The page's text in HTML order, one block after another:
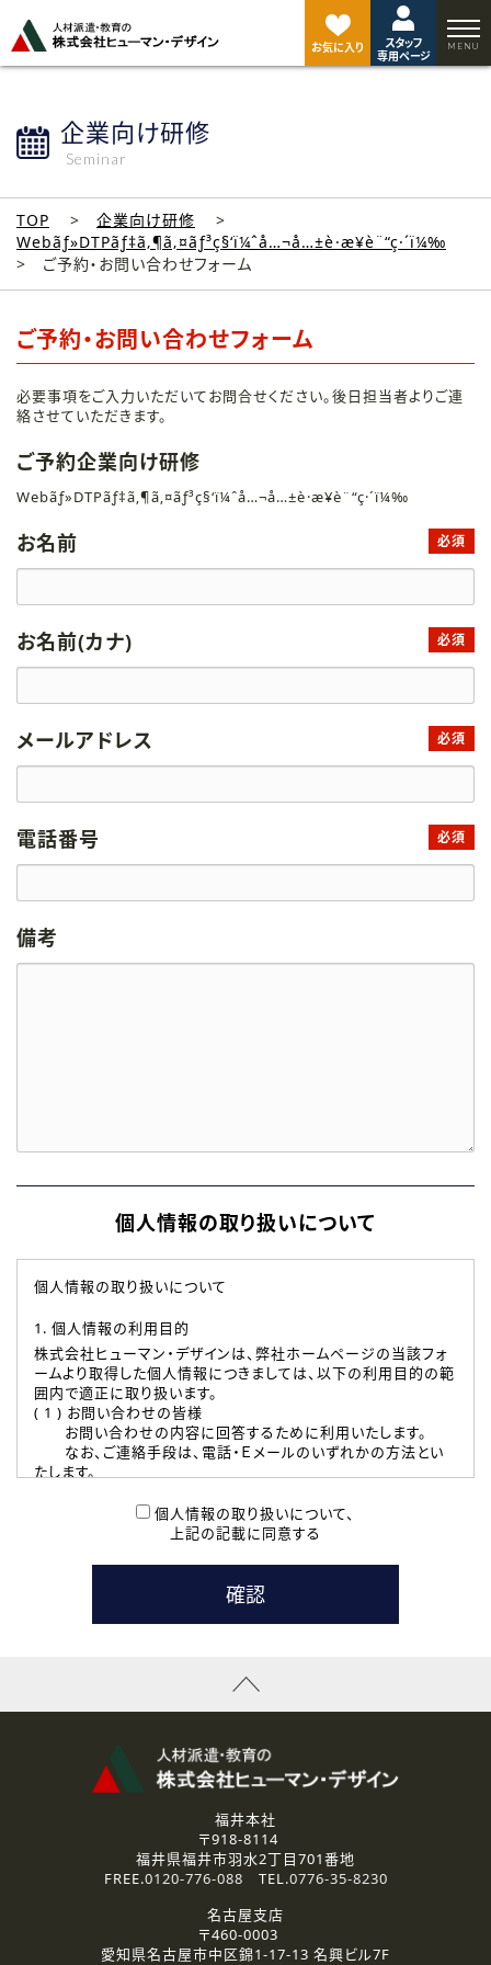
お気に入り
スタッフ
専用ページ
企業向け研修
Seminar
TOP
企業向け研修
Webãƒ»DTPãƒ‡ã‚¶ã‚¤ãƒ³ç§‘ï¼ˆå…¬å…±è·æ¥­è¨“ç·´ï¼‰
ご予約・お問い合わせフォーム
ご予約・お問い合わせフォーム
必要事項をご入力いただいてお問合せください。後日担当者よりご連
絡させていただきます。
ご予約企業向け研修
Webãƒ»DTPãƒ‡ã‚¶ã‚¤ãƒ³ç§‘ï¼ˆå…¬å…±è·æ¥­è¨“ç·´ï¼‰
お名前 必須
お名前(カナ) 必須
メールアドレス 必須
電話番号 必須
備考
個人情報の取り扱いについて
個人情報の取り扱いについて
1. 個人情報の利用目的
株式会社ヒューマン・デザインは、弊社ホームページの当該フォ
ームより取得した個人情報につきましては、以下の利用目的の範
囲内で適正に取り扱います。
( 1 ) お問い合わせの皆様
お問い合わせの内容に回答するために利用いたします。
なお、ご連絡手段は、電話・Ｅメールのいずれかの方法とい
たします。
本登録に関するご連絡および本登録時の参考情報として利
たします。
( 3 ) スタッフ派遣を検討されている企業の皆様
お問い合わせの内容に回答するために利用いたします。
なお、ご連絡手段は、電話・Ｅメールのいずれかの方法とい
資料送付、受講相談に関するご連絡のために利用いたしま
その他、お問い合わせの内容に回答するために利用いたし
なお、ご連絡手段は、電話・Ｅメールのいずれかの方法とい
2.個人情報の第三者提供
ご提供いただいた個人情報は、法令等の規定に従う場合を除き、
3.個人情報の取り扱いの委託
弊社の定める個人情報保護の評価基準を満たした委託先に、個
個人情報の取り扱いについて、
上記の記載に同意する
ジ
ト
福井本社
〒918-8114
福井県福井市羽水2丁目701番地
FREE.0120-776-088 TEL.0776-35-8230
名古屋支店
〒460-0003
愛知県名古屋市中区錦1-17-13 名興ビル7F